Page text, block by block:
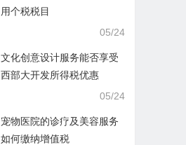
用个税税目
05/24
文化创意设计服务能否享受
西部大开发所得税优惠
05/24
宠物医院的诊疗及美容服务
如何缴纳增值税